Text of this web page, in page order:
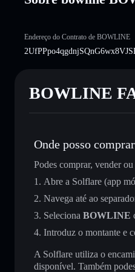
Endereço do Contrato de BOWLINE
BOWLINE
Onde posso
Podes comprar, vender
Abre a Solflare (app
Navega até ao
Seleciona BOWLINE
Introduz o montante e
A Solflare utiliza o
disponível. Também